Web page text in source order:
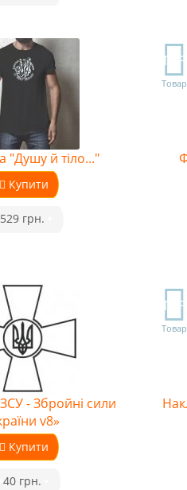
"Душу й тіло..."
Купити
529 грн.
TOP
Товар
- Збройні сили
v8»
Купити
40 грн.
TOP
Товар